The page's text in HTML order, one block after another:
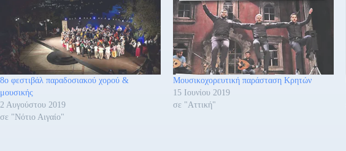
8ο φεστιβάλ παραδοσιακού χορού &
μουσικής
2 Αυγούστου 2019
σε "Νότιο Αιγαίο"
Μουσικοχορευτική παράσταση Κρητών
15 Ιουνίου 2019
σε "Αττική"